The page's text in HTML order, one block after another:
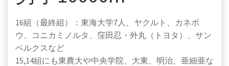
16組（最終組）：東海大学7人、ヤクルト、カネボ
ウ、コニカミノルタ、窪田忍・外丸（トヨタ）、サン
ベルクスなど
15,14組にも東農大や中央学院、大東、明治、亜細亜な